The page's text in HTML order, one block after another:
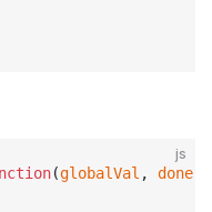
js
(globalVal , done